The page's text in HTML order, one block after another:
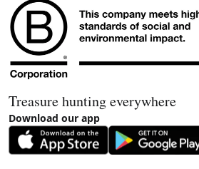
Treasure hunting everywhere
Download our app